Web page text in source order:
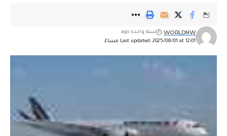
Last updated: 2025/08/01 at 12:01 مساءً
WORLDNW سنة واحدة ago